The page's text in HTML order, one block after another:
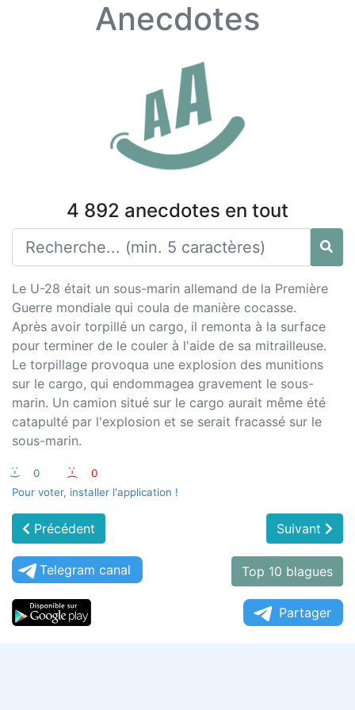
Anecdotes
4 892 anecdotes en tout
Le U-28 était un sous-marin allemand de la Première
Guerre mondiale qui coula de manière cocasse.
Après avoir torpillé un cargo, il remonta à la surface
pour terminer de le couler à l'aide de sa mitrailleuse.
Le torpillage provoqua une explosion des munitions
sur le cargo, qui endommagea gravement le sous-
marin. Un camion situé sur le cargo aurait même été
catapulté par l'explosion et se serait fracassé sur le
sous-marin.
:-) 0 :-(
0
Pour voter, installer l'application !
Précédent Suivant
Telegram canal Top 10 blagues
Partager